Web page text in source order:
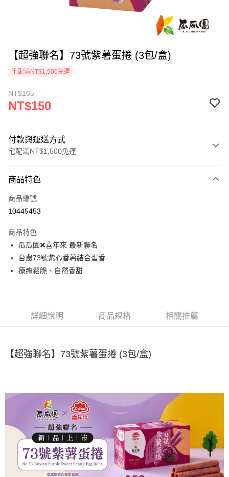
【超強聯名】73號紫薯蛋捲 (3包/盒)
宅配滿NT$1,500免運
NT$165
NT$150
付款與運送方式
宅配滿NT$1,500免運
信用卡一次付款
LINE Pay
街口支付
悠遊付
相關說明
１．簡單：不需註冊會員、不需綁卡、不需儲值。
２．便利：只要手機號碼，簡訊認證，即可結帳。
１．於結帳方式選擇「AFTEE先享後付」後，將跳轉至「AFTEE先享後付」
結帳頁面，進行簡訊認證並確認金額後，即可完成結帳。
２．訂單成立數日內，您將收到繳費通知簡訊。
３．收到繳費通知簡訊後14天內，點擊此簡訊中的連結，可透過四大超商／
ATM／網路銀行／等多元方式進行付款，方視為交易完成。
※ 請注意：結帳手續完成當下不需立刻繳費，但若您需要取消訂單，請聯絡
購買商品的店家。未經商家同意取消之訂單仍視為有效，需透過AFTEE先享
後付繳納相關費用。
※ 交易是否成功請以「AFTEE先享後付 」之結帳頁面顯示為準，若有關於
貨到付款
宅配到府(常溫)
每筆NT$120，滿NT$1,500(含以上)免運費
常溫貨到付款
每筆NT$120，滿NT$1,500(含以上)免運費
商品特色
商品編號
10445453
商品特色
瓜瓜園❌喜年來 最新聯名
台農73號紫心番薯結合蛋香
療癒鬆脆、自然香甜
詳細說明 商品規格 相關推薦
【超強聯名】73號紫薯蛋捲 (3包/盒)